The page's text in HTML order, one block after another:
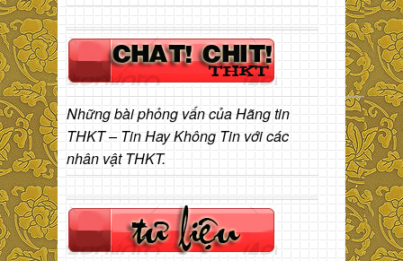
Những bài phỏng vấn của Hãng tin
THKT – Tin Hay Không Tin với các
nhân vật THKT.